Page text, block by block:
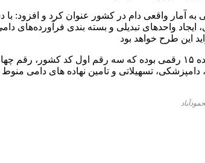
آمار واقعی دام در کشور عنوان کرد و افزود: با
ایجاد واحدهای تبدیلی و بسته بندی
این طرح خواهد بود
دامپزشکی، تسهیلاتی و تامین نهاده های دامی